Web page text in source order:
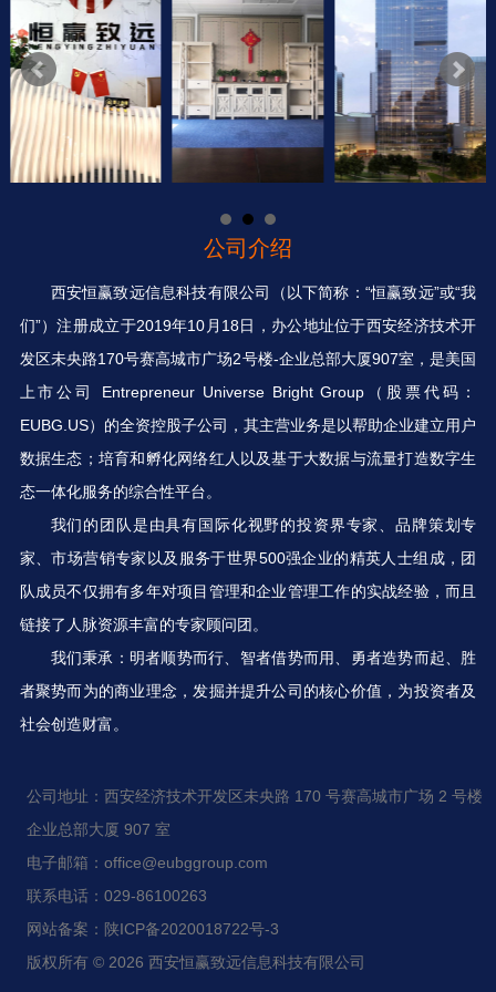
公司介绍
西安恒赢致远信息科技有限公司（以下简称：“恒赢致远”或“我
们”）注册成立于2019年10月18日，办公地址位于西安经济技术开
发区未央路170号赛高城市广场2号楼-企业总部大厦907室，是美国
上市公司 Entrepreneur Universe Bright Group（股票代码：
EUBG.US）的全资控股子公司，其主营业务是以帮助企业建立用户
数据生态；培育和孵化网络红人以及基于大数据与流量打造数字生
态一体化服务的综合性平台。
我们的团队是由具有国际化视野的投资界专家、品牌策划专
家、市场营销专家以及服务于世界500强企业的精英人士组成，团
队成员不仅拥有多年对项目管理和企业管理工作的实战经验，而且
链接了人脉资源丰富的专家顾问团。
我们秉承：明者顺势而行、智者借势而用、勇者造势而起、胜
者聚势而为的商业理念，发掘并提升公司的核心价值，为投资者及
社会创造财富。
公司地址：西安经济技术开发区未央路 170 号赛高城市广场 2 号楼
企业总部大厦 907 室
电子邮箱：office@eubggroup.com
联系电话：029-86100263
网站备案：陕ICP备2020018722号-3
版权所有 © 2026 西安恒赢致远信息科技有限公司